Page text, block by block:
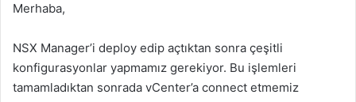
t
a
g
Merhaba,
NSX Manager’i deploy edip açtıktan sonra çeşitli
konfigurasyonlar yapmamız gerekiyor. Bu işlemleri
tamamladıktan sonrada vCenter’a connect etmemiz